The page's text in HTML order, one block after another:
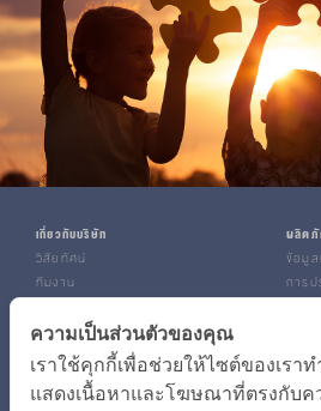
เกี่ยวกับบริษัท
วิสัยทัศน์
ทีมงาน
เหตุการณ์สำคัญ
เทคโนโลยี
เทคโนโลยี
ผลิต
ข้อมู
การป
ต่างป
ลูกค้า
ความเป็นส่วนตัวของคุณ
เราใช้คุกกี้เพื่อช่วยให้ไซต์ของเรา
แสดงเนื้อหาและโฆษณาที่ตรงกับค